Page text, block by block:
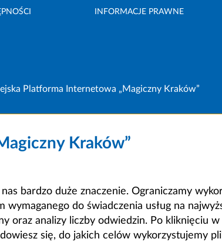
INFORMACJE PRAWNE
Platforma Internetowa „Magiczny Kraków”
Kraków”
bardzo duże znaczenie. Ograniczamy
do świadczenia usług na
oraz analizy liczby odwiedzin. Po kliknięciu
się, do jakich celów wykorzystujemy